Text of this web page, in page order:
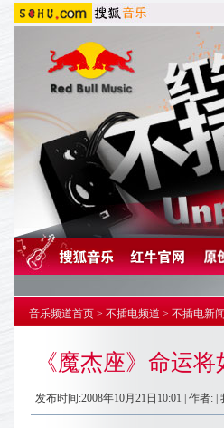
音乐频道首页 > 不插电频道 > 不插电新闻
《魔杰座》命运
发布时间:2008年10月21日10:01 | 作者: |